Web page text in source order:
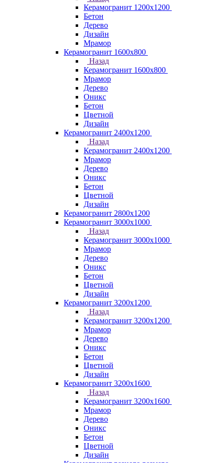
Керамогранит 1200x1200
Бетон
Дерево
Дизайн
Мрамор
Керамогранит 1600х800
Назад
Керамогранит 1600х800
Мрамор
Дерево
Оникс
Бетон
Цветной
Дизайн
Керамогранит 2400х1200
Назад
Керамогранит 2400х1200
Мрамор
Дерево
Оникс
Бетон
Цветной
Дизайн
Керамогранит 2800x1200
Керамогранит 3000х1000
Назад
Керамогранит 3000х1000
Мрамор
Дерево
Оникс
Бетон
Цветной
Дизайн
Керамогранит 3200х1200
Назад
Керамогранит 3200х1200
Мрамор
Дерево
Оникс
Бетон
Цветной
Дизайн
Керамогранит 3200х1600
Назад
Керамогранит 3200х1600
Мрамор
Дерево
Оникс
Бетон
Цветной
Дизайн